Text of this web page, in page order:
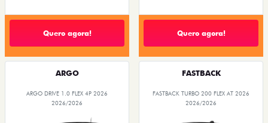
Quero agora! Quero agora!
ARGO
ARGO DRIVE 1.0 FLEX 4P 2026
2026/2026
FASTBACK
FASTBACK TURBO 200 FLEX AT 2026
2026/2026